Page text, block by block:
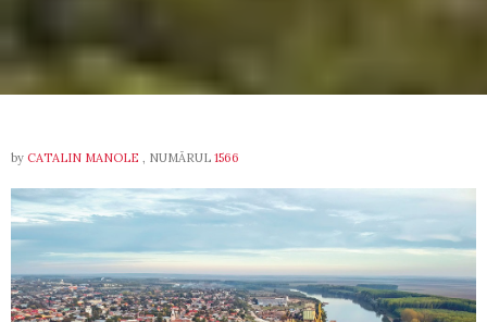
by CATALIN MANOLE , NUMĂRUL 1566